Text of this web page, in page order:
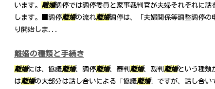
います。 離婚調停では調停委員と家事裁判官が夫婦それぞれに話
します。■調停離婚の流れ離婚調停は、「夫婦関係等調整調停の
り開始しま...
離婚の種類と手続き
離婚には、協議離婚、調停離婚、審判 離婚、裁判 離婚という種類
は離婚の大部分は話し合いによる「協議離婚」ですが、話し合い